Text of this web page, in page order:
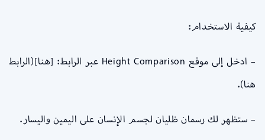
كيفية الاستخدام:
– ادخل إلى موقع Height Comparison عبر الرابط: [هنا](الرابط
هنا).
– ستظهر لك رسمان ظليان لجسم الإنسان على اليمين واليسار.